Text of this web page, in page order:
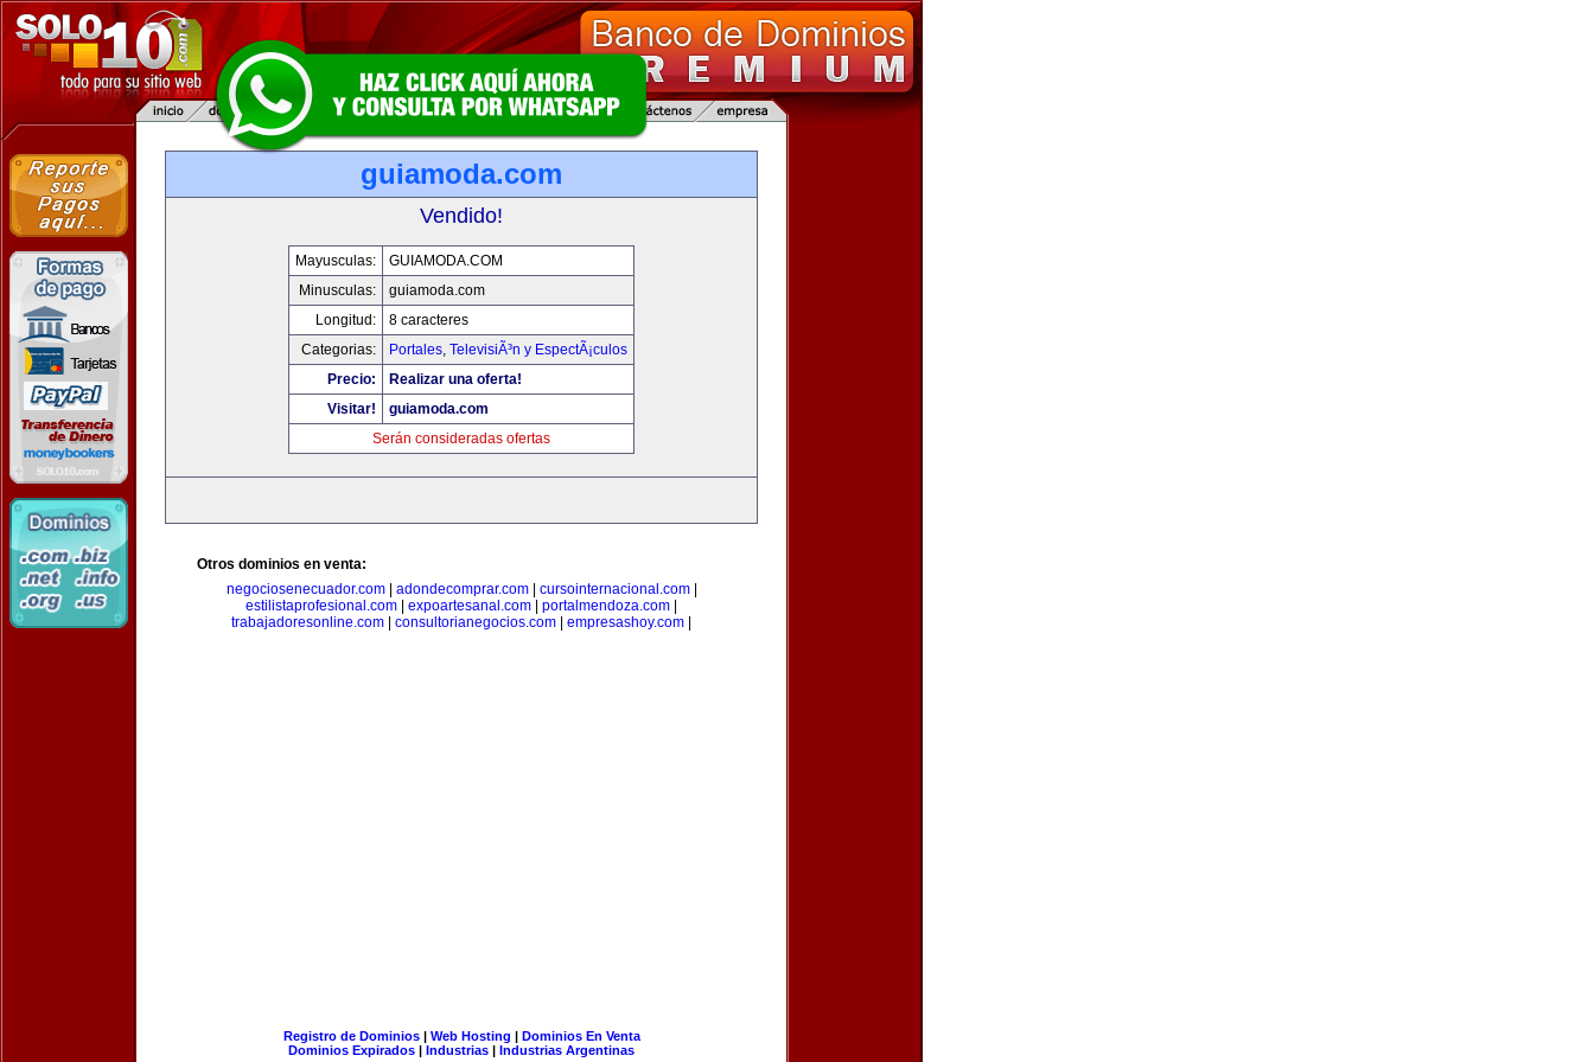
guiamoda.com
Vendido!
Mayusculas:
GUIAMODA.COM
Minusculas:
guiamoda.com
Longitud:
8 caracteres
Categorias:
Portales, TelevisiÃ³n y EspectÃ¡culos
Precio:
Realizar una oferta!
Visitar!
guiamoda.com
Serán consideradas ofertas
Otros dominios en venta:
negociosenecuador.com| adondecomprar.com| cursointernacional.com|
estilistaprofesional.com
expoartesanal.com portalmendoza.com
trabajadoresonline.com
consultorianegocios.com empresashoy.com
Registro de Dominios| Web Hosting | Dominios En Venta
Dominios Expirados | Industrias | Industrias Argentinas